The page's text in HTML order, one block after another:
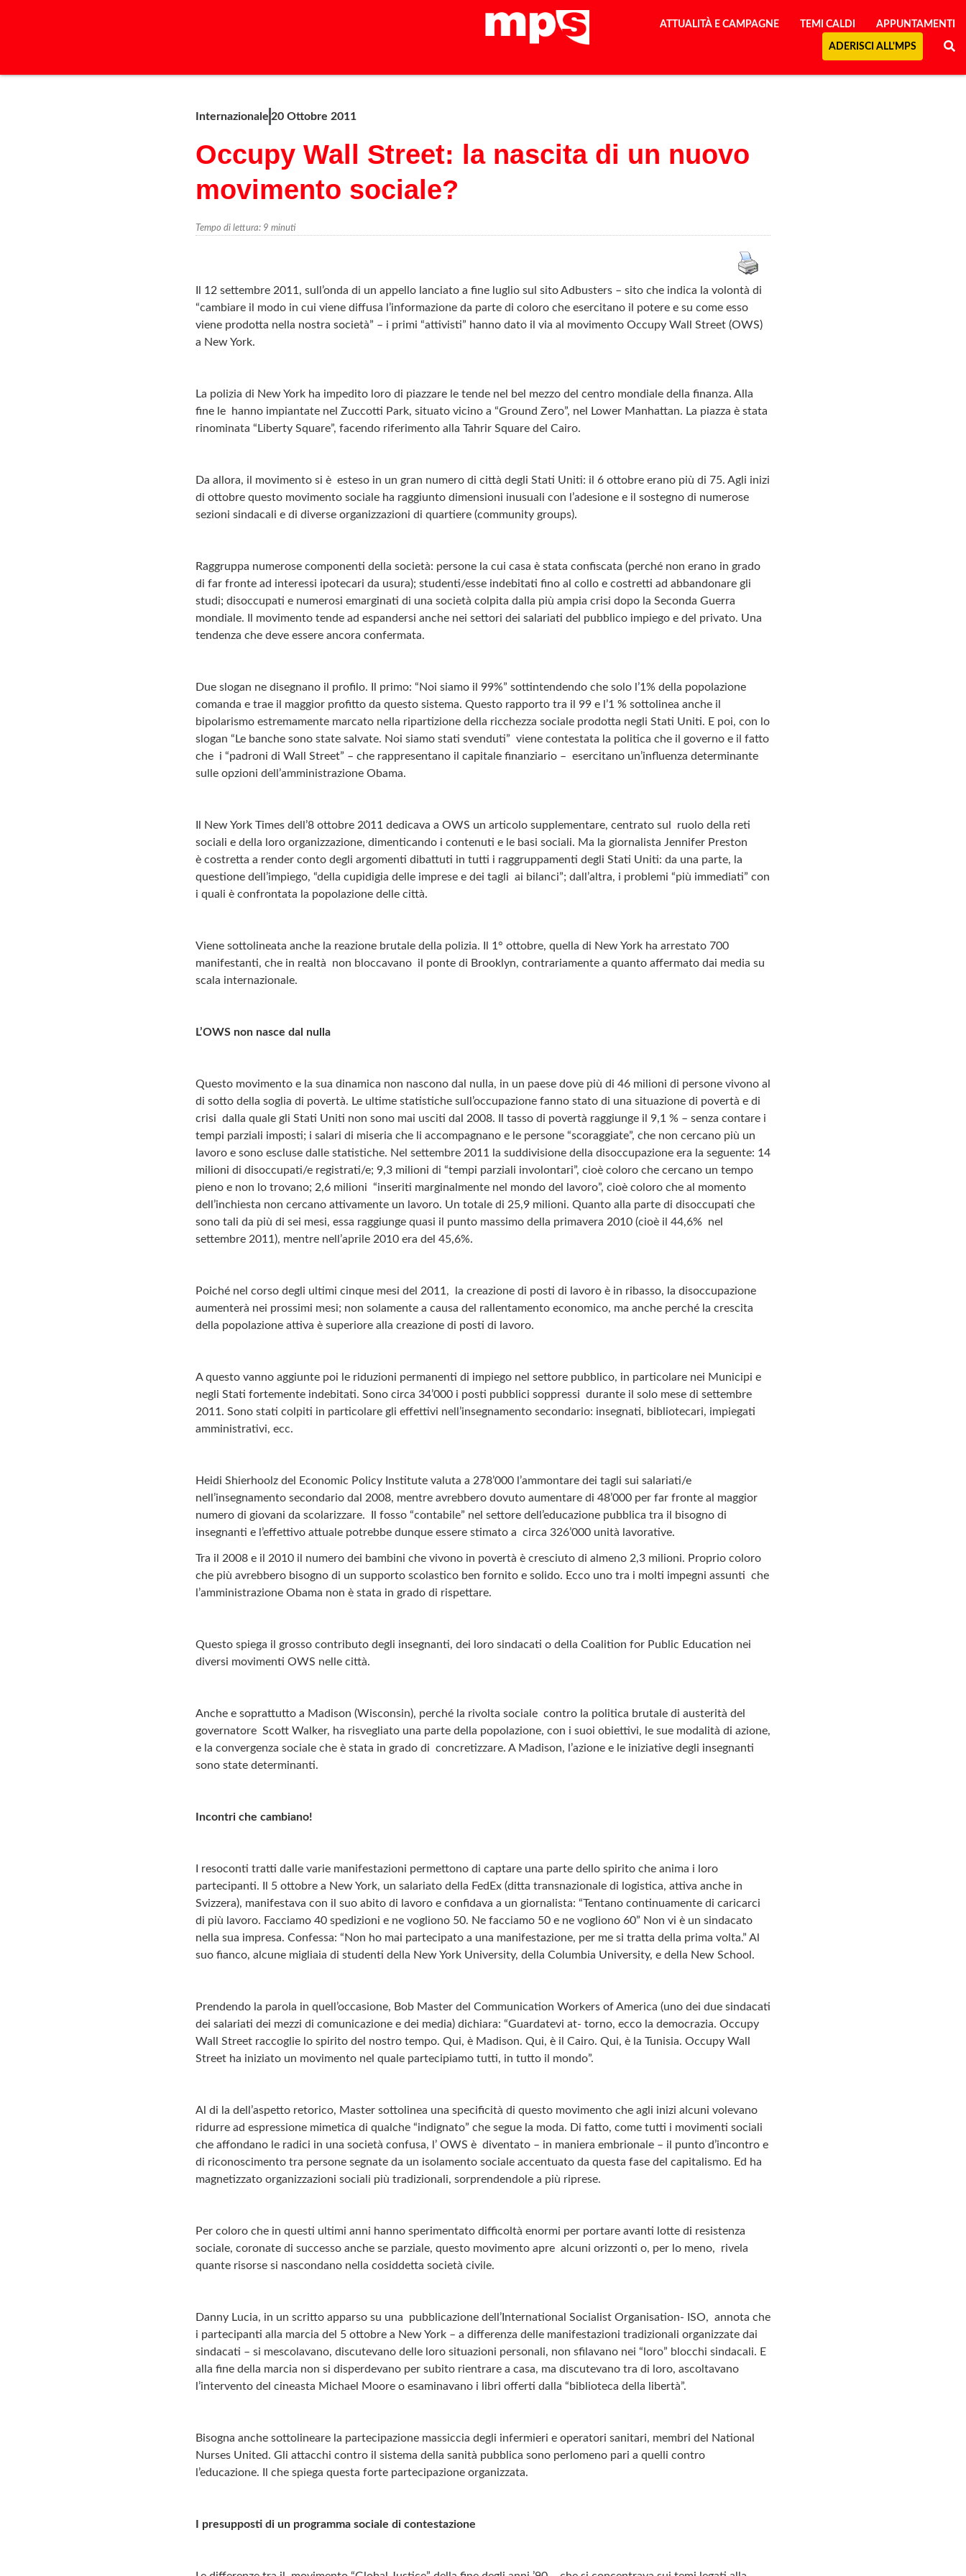
ATTUALITÀ E CAMPAGNE TEMI CALDI APPUNTAMENTI
ADERISCI ALL'MPS
Internazionale 20 Ottobre 2011
Occupy Wall Street: la nascita di un nuovo
movimento sociale?
Tempo di lettura: 9 minuti
Il 12 settembre 2011, sull’onda di un appello lanciato a fine luglio sul sito Adbusters – sito che indica la volontà di
“cambiare il modo in cui viene diffusa l’informazione da parte di coloro che esercitano il potere e su come esso
viene prodotta nella nostra società” – i primi “attivisti” hanno dato il via al movimento Occupy Wall Street (OWS)
a New York.
La polizia di New York ha impedito loro di piazzare le tende nel bel mezzo del centro mondiale della finanza. Alla
fine le hanno impiantate nel Zuccotti Park, situato vicino a “Ground Zero”, nel Lower Manhattan. La piazza è stata
rinominata “Liberty Square”, facendo riferimento alla Tahrir Square del Cairo.
Da allora, il movimento si è esteso in un gran numero di città degli Stati Uniti: il 6 ottobre erano più di 75. Agli inizi
di ottobre questo movimento sociale ha raggiunto dimensioni inusuali con l’adesione e il sostegno di numerose
sezioni sindacali e di diverse organizzazioni di quartiere (community groups).
Raggruppa numerose componenti della società: persone la cui casa è stata confiscata (perché non erano in grado
di far fronte ad interessi ipotecari da usura); studenti/esse indebitati fino al collo e costretti ad abbandonare gli
studi; disoccupati e numerosi emarginati di una società colpita dalla più ampia crisi dopo la Seconda Guerra
mondiale. Il movimento tende ad espandersi anche nei settori dei salariati del pubblico impiego e del privato. Una
tendenza che deve essere ancora confermata.
Due slogan ne disegnano il profilo. Il primo: “Noi siamo il 99%” sottintendendo che solo l’1% della popolazione
comanda e trae il maggior profitto da questo sistema. Questo rapporto tra il 99 e l’1 % sottolinea anche il
bipolarismo estremamente marcato nella ripartizione della ricchezza sociale prodotta negli Stati Uniti. E poi, con lo
slogan “Le banche sono state salvate. Noi siamo stati svenduti” viene contestata la politica che il governo e il fatto
che i “padroni di Wall Street” – che rappresentano il capitale finanziario – esercitano un’influenza determinante
sulle opzioni dell’amministrazione Obama.
Il New York Times dell’8 ottobre 2011 dedicava a OWS un articolo supplementare, centrato sul ruolo della reti
sociali e della loro organizzazione, dimenticando i contenuti e le basi sociali. Ma la giornalista Jennifer Preston
è costretta a render conto degli argomenti dibattuti in tutti i raggruppamenti degli Stati Uniti: da una parte, la
questione dell’impiego, “della cupidigia delle imprese e dei tagli ai bilanci”; dall’altra, i problemi “più immediati” con
i quali è confrontata la popolazione delle città.
Viene sottolineata anche la reazione brutale della polizia. Il 1° ottobre, quella di New York ha arrestato 700
manifestanti, che in realtà non bloccavano il ponte di Brooklyn, contrariamente a quanto affermato dai media su
scala internazionale.
L’OWS non nasce dal nulla
Questo movimento e la sua dinamica non nascono dal nulla, in un paese dove più di 46 milioni di persone vivono al
di sotto della soglia di povertà. Le ultime statistiche sull’occupazione fanno stato di una situazione di povertà e di
crisi dalla quale gli Stati Uniti non sono mai usciti dal 2008. Il tasso di povertà raggiunge il 9,1 % – senza contare i
tempi parziali imposti; i salari di miseria che li accompagnano e le persone “scoraggiate”, che non cercano più un
lavoro e sono escluse dalle statistiche. Nel settembre 2011 la suddivisione della disoccupazione era la seguente: 14
milioni di disoccupati/e registrati/e; 9,3 milioni di “tempi parziali involontari”, cioè coloro che cercano un tempo
pieno e non lo trovano; 2,6 milioni “inseriti marginalmente nel mondo del lavoro”, cioè coloro che al momento
dell’inchiesta non cercano attivamente un lavoro. Un totale di 25,9 milioni. Quanto alla parte di disoccupati che
sono tali da più di sei mesi, essa raggiunge quasi il punto massimo della primavera 2010 (cioè il 44,6% nel
settembre 2011), mentre nell’aprile 2010 era del 45,6%.
Poiché nel corso degli ultimi cinque mesi del 2011, la creazione di posti di lavoro è in ribasso, la disoccupazione
aumenterà nei prossimi mesi; non solamente a causa del rallentamento economico, ma anche perché la crescita
della popolazione attiva è superiore alla creazione di posti di lavoro.
A questo vanno aggiunte poi le riduzioni permanenti di impiego nel settore pubblico, in particolare nei Municipi e
negli Stati fortemente indebitati. Sono circa 34’000 i posti pubblici soppressi durante il solo mese di settembre
2011. Sono stati colpiti in particolare gli effettivi nell’insegnamento secondario: insegnati, bibliotecari, impiegati
amministrativi, ecc.
Heidi Shierhoolz del Economic Policy Institute valuta a 278’000 l’ammontare dei tagli sui salariati/e
nell’insegnamento secondario dal 2008, mentre avrebbero dovuto aumentare di 48’000 per far fronte al maggior
numero di giovani da scolarizzare. Il fosso “contabile” nel settore dell’educazione pubblica tra il bisogno di
insegnanti e l’effettivo attuale potrebbe dunque essere stimato a circa 326’000 unità lavorative.
Tra il 2008 e il 2010 il numero dei bambini che vivono in povertà è cresciuto di almeno 2,3 milioni. Proprio coloro
che più avrebbero bisogno di un supporto scolastico ben fornito e solido. Ecco uno tra i molti impegni assunti che
l’amministrazione Obama non è stata in grado di rispettare.
Questo spiega il grosso contributo degli insegnanti, dei loro sindacati o della Coalition for Public Education nei
diversi movimenti OWS nelle città.
Anche e soprattutto a Madison (Wisconsin), perché la rivolta sociale contro la politica brutale di austerità del
governatore Scott Walker, ha risvegliato una parte della popolazione, con i suoi obiettivi, le sue modalità di azione,
e la convergenza sociale che è stata in grado di concretizzare. A Madison, l’azione e le iniziative degli insegnanti
sono state determinanti.
Incontri che cambiano!
I resoconti tratti dalle varie manifestazioni permettono di captare una parte dello spirito che anima i loro
partecipanti. Il 5 ottobre a New York, un salariato della FedEx (ditta transnazionale di logistica, attiva anche in
Svizzera), manifestava con il suo abito di lavoro e confidava a un giornalista: “Tentano continuamente di caricarci
di più lavoro. Facciamo 40 spedizioni e ne vogliono 50. Ne facciamo 50 e ne vogliono 60” Non vi è un sindacato
nella sua impresa. Confessa: “Non ho mai partecipato a una manifestazione, per me si tratta della prima volta.” Al
suo fianco, alcune migliaia di studenti della New York University, della Columbia University, e della New School.
Prendendo la parola in quell’occasione, Bob Master del Communication Workers of America (uno dei due sindacati
dei salariati dei mezzi di comunicazione e dei media) dichiara: “Guardatevi at- torno, ecco la democrazia. Occupy
Wall Street raccoglie lo spirito del nostro tempo. Qui, è Madison. Qui, è il Cairo. Qui, è la Tunisia. Occupy Wall
Street ha iniziato un movimento nel quale partecipiamo tutti, in tutto il mondo”.
Al di la dell’aspetto retorico, Master sottolinea una specificità di questo movimento che agli inizi alcuni volevano
ridurre ad espressione mimetica di qualche “indignato” che segue la moda. Di fatto, come tutti i movimenti sociali
che affondano le radici in una società confusa, l’ OWS è diventato – in maniera embrionale – il punto d’incontro e
di riconoscimento tra persone segnate da un isolamento sociale accentuato da questa fase del capitalismo. Ed ha
magnetizzato organizzazioni sociali più tradizionali, sorprendendole a più riprese.
Per coloro che in questi ultimi anni hanno sperimentato difficoltà enormi per portare avanti lotte di resistenza
sociale, coronate di successo anche se parziale, questo movimento apre alcuni orizzonti o, per lo meno, rivela
quante risorse si nascondano nella cosiddetta società civile.
Danny Lucia, in un scritto apparso su una pubblicazione dell’International Socialist Organisation- ISO, annota che
i partecipanti alla marcia del 5 ottobre a New York – a differenza delle manifestazioni tradizionali organizzate dai
sindacati – si mescolavano, discutevano delle loro situazioni personali, non sfilavano nei “loro” blocchi sindacali. E
alla fine della marcia non si disperdevano per subito rientrare a casa, ma discutevano tra di loro, ascoltavano
l’intervento del cineasta Michael Moore o esaminavano i libri offerti dalla “biblioteca della libertà”.
Bisogna anche sottolineare la partecipazione massiccia degli infermieri e operatori sanitari, membri del National
Nurses United. Gli attacchi contro il sistema della sanità pubblica sono perlomeno pari a quelli contro
l’educazione. Il che spiega questa forte partecipazione organizzata.
I presupposti di un programma sociale di contestazione